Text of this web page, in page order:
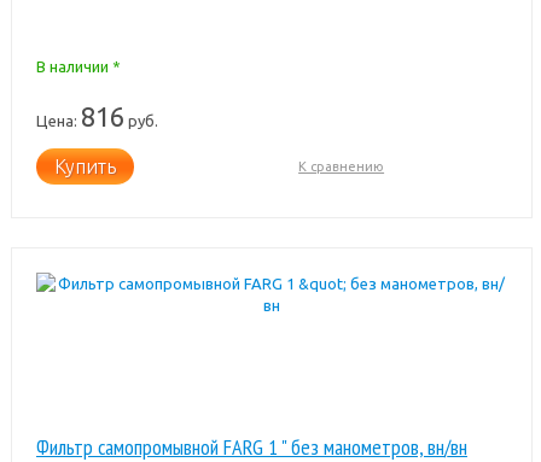
В наличии *
Цена: 816 руб.
Купить К сравнению
Фильтр самопромывной FARG 1 " без манометров, вн/вн